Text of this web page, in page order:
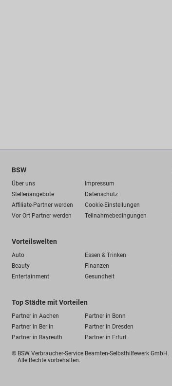
BSW
Über uns
Impressum
Stellenangebote
Datenschutz
Affiliate-Partner werden
Cookie-Einstellungen
Vor Ort Partner werden
Teilnahmebedingungen
Vorteilswelten
Auto Essen & Trinken
Beauty
Finanzen
Entertainment
Gesundheit
Top Städte mit Vorteilen
Partner in Aachen Partner in Bonn
Partner in Berlin
Partner in Dresden
Partner in Bayreuth
Partner in Erfurt
© BSW Verbraucher-Service Beamten-Selbsthilfewerk GmbH.
Alle Rechte vorbehalten.